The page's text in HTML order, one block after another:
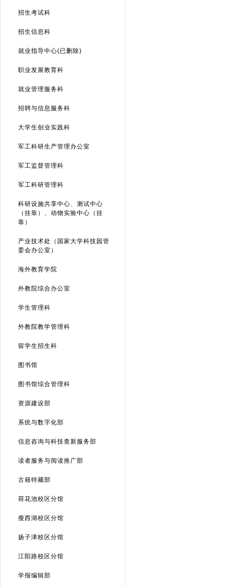
招生考试科
招生信息科
就业指导中心(已删除)
职业发展教育科
就业管理服务科
招聘与信息服务科
大学生创业实践科
军工科研生产管理办公室
军工监督管理科
军工科研管理科
科研设施共享中心、测试中心
（挂靠）、动物实验中心（挂
靠）
产业技术处（国家大学科技园管
委会办公室）
海外教育学院
外教院综合办公室
学生管理科
外教院教学管理科
留学生招生科
图书馆
图书馆综合管理科
资源建设部
系统与数字化部
信息咨询与科技查新服务部
读者服务与阅读推广部
古籍特藏部
荷花池校区分馆
瘦西湖校区分馆
扬子津校区分馆
江阳路校区分馆
学报编辑部